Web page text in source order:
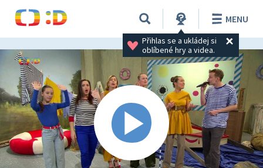
Přihlas se a ukládej si
oblíbené hry a videa.
MENU